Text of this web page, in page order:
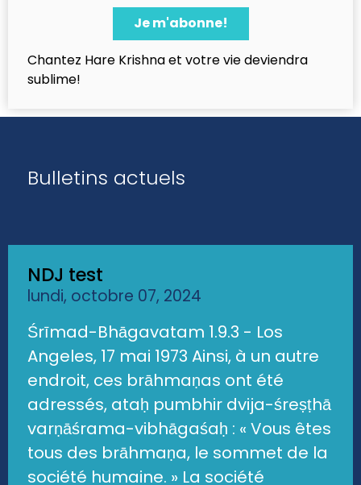
Chantez Hare Krishna et votre vie deviendra
sublime!
Bulletins actuels
NDJ test
lundi, octobre 07, 2024
Śrīmad-Bhāgavatam 1.9.3 - Los
Angeles, 17 mai 1973 Ainsi, à un autre
endroit, ces brāhmaṇas ont été
adressés, ataḥ pumbhir dvija-śreṣṭhā
varṇāśrama-vibhāgaśaḥ : « Vous êtes
tous des brāhmaṇa, le sommet de la
société humaine. » La société